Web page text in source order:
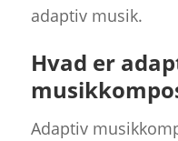
adaptiv musik.
Hvad er
Adaptiv